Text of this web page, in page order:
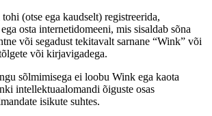
(otse ega kaudselt) registreerida,
osta internetidomeeni, mis sisaldab sõna
või segadust tekitavalt sarnane “Wink” või
või kirjavigadega.
sõlmimisega ei loobu Wink ega kaota
intellektuaalomandi õiguste osas
isikute suhtes.